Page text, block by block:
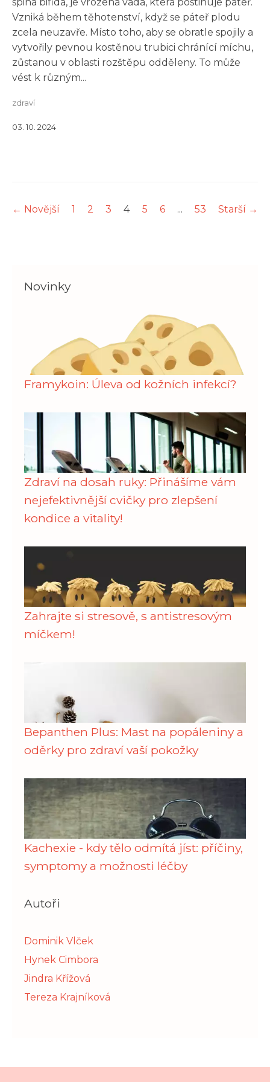
Vzniká během těhotenství, když se páteř plodu
zcela neuzavře. Místo toho, aby se obratle spojily a
vytvořily pevnou kostěnou trubici chránící míchu,
zůstanou v oblasti rozštěpu odděleny. To může
vést k různým...
zdraví
03. 10. 2024
← Novější 1 2 3 4 5 6 ... 53 Starší →
Novinky
Framykoin: Úleva od kožních infekcí?
Zdraví na dosah ruky: Přinášíme vám
nejefektivnější cvičky pro zlepšení
kondice a vitality!
Zahrajte si stresově, s antistresovým
míčkem!
Bepanthen Plus: Mast na popáleniny a
oděrky pro zdraví vaší pokožky
Kachexie - kdy tělo odmítá jíst: příčiny,
symptomy a možnosti léčby
Autoři
Dominik Vlček
Hynek Cimbora
Jindra Křížová
Tereza Krajníková